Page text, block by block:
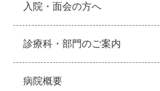
入院・面会の方へ
診療科・部門のご案内
病院概要